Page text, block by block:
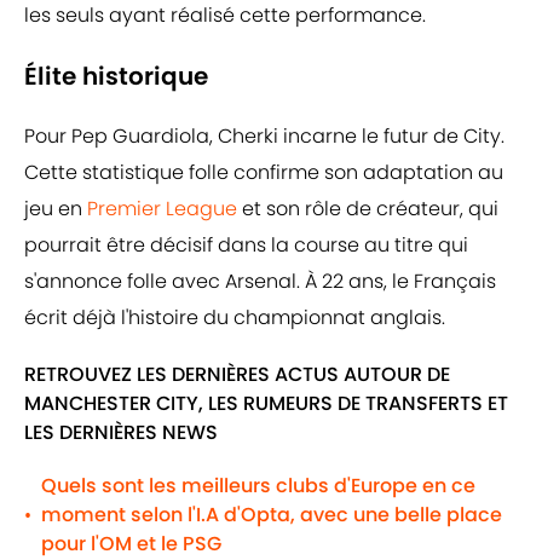
les seuls ayant réalisé cette performance.
Élite historique
Pour Pep Guardiola, Cherki incarne le futur de City.
Cette statistique folle confirme son adaptation au
jeu en Premier Leagueet son rôle de créateur, qui
pourrait être décisif dans la course au titre qui
s'annonce folle avec Arsenal. À 22 ans, le Français
écrit déjà l'histoire du championnat anglais.
RETROUVEZ LES DERNIÈRES ACTUS AUTOUR DE
MANCHESTER CITY, LES RUMEURS DE TRANSFERTS ET
LES DERNIÈRES NEWS
•
Quels sont les meilleurs clubs d'Europe en ce
moment selon l'I.A d'Opta, avec une belle place
pour l'OM et le PSG